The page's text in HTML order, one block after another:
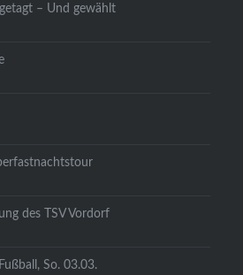
– Und gewählt
des TSV Vordorf
So. 03.03.